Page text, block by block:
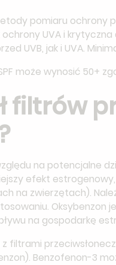
pomiaru ochrony
UVA i
UVB, jak i UVA.
może wynosić 50+
filtrów
na potencjalne
efekt
na zwierzętach).
Oksybenzon
na gospodarkę
filtrami
Benzofenon-3